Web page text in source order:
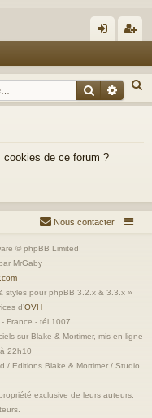
ne
xi
nr
eg
e
h
cookies de ce forum ?
Nous contacter
© phpBB Limited
MrGaby
styles pour phpBB 3.2.x & 3.3.x »
d’OVH
France - tél 1007
sur Blake & Mortimer, mis en ligne
22h10
/ Editions Blake & Mortimer / Studio
exclusive de leurs auteurs,